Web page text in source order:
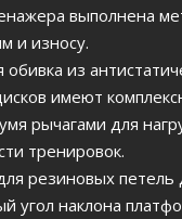
выполнена
и износу.
из
имеют
рычагами для
тренировок.
резиновых петель
угол наклона